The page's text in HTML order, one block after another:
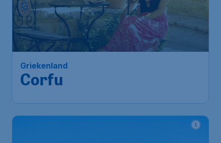
Griekenland
Corfu